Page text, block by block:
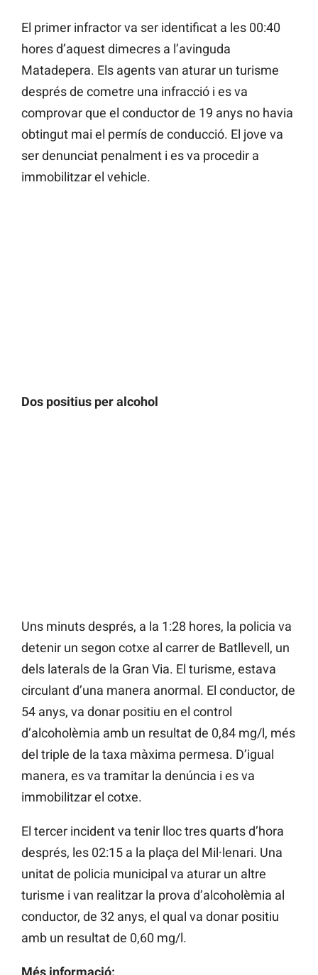
El primer infractor va ser identificat a les 00:40
hores d’aquest dimecres a l’avinguda
Matadepera. Els agents van aturar un turisme
després de cometre una infracció i es va
comprovar que el conductor de 19 anys no havia
obtingut mai el permís de conducció. El jove va
ser denunciat penalment i es va procedir a
immobilitzar el vehicle.
Dos positius per alcohol
Uns minuts després, a la 1:28 hores, la policia va
detenir un segon cotxe al carrer de Batllevell, un
dels laterals de la Gran Via. El turisme, estava
circulant d’una manera anormal. El conductor, de
54 anys, va donar positiu en el control
d’alcoholèmia amb un resultat de 0,84 mg/l, més
del triple de la taxa màxima permesa. D’igual
manera, es va tramitar la denúncia i es va
immobilitzar el cotxe.
El tercer incident va tenir lloc tres quarts d’hora
després, les 02:15 a la plaça del Mil·lenari. Una
unitat de policia municipal va aturar un altre
turisme i van realitzar la prova d’alcoholèmia al
conductor, de 32 anys, el qual va donar positiu
amb un resultat de 0,60 mg/l.
Més informació: